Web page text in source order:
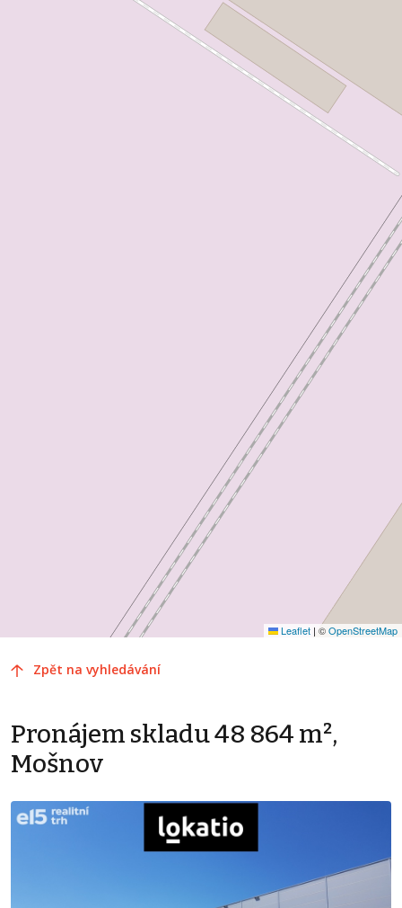
Leaflet | ©OpenStreetMap
Zpět na vyhledávání
Pronájem skladu 48 864 m²,
Mošnov